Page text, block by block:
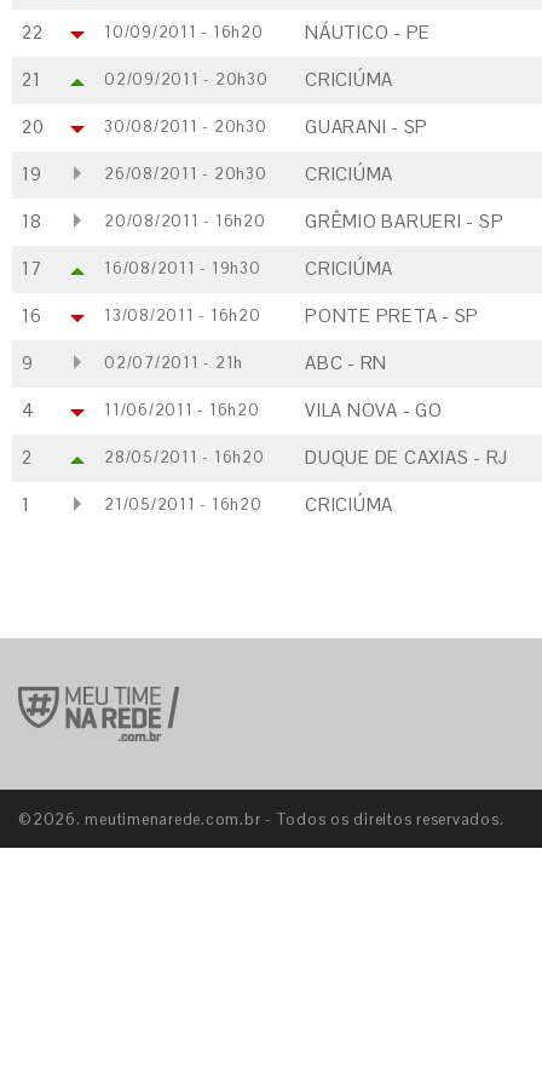
22 10/09/2011 - 16h20 NÁUTICO - PE
21 02/09/2011 - 20h30 CRICIÚMA
20 30/08/2011 - 20h30 GUARANI - SP
19 26/08/2011 - 20h30 CRICIÚMA
18 20/08/2011 - 16h20 GRÊMIO BARUERI - SP
17 16/08/2011 - 19h30 CRICIÚMA
16 13/08/2011 - 16h20 PONTE PRETA - SP
9 02/07/2011 - 21h ABC - RN
4 11/06/2011 - 16h20 VILA NOVA - GO
2 28/05/2011 - 16h20 DUQUE DE CAXIAS - RJ
1 21/05/2011 - 16h20 CRICIÚMA
©2026. meutimenarede.com.br - Todos os direitos reservados.